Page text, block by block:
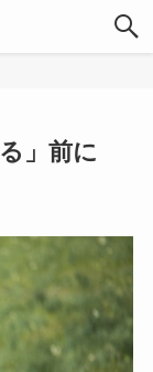
」前に